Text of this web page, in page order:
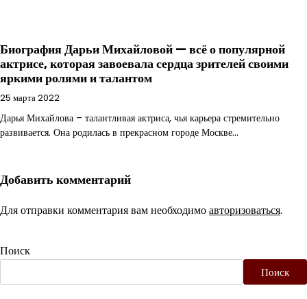
Биография Дарьи Михайловой — всё о популярной
актрисе, которая завоевала сердца зрителей своими
яркими ролями и талантом
25 марта 2022
Дарья Михайлова – талантливая актриса, чья карьера стремительно
развивается. Она родилась в прекрасном городе Москве…
Добавить комментарий
Для отправки комментария вам необходимоавторизоваться.
Поиск
Поиск